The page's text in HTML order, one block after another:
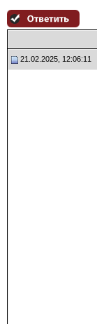
21.02.2025, 12:06:11